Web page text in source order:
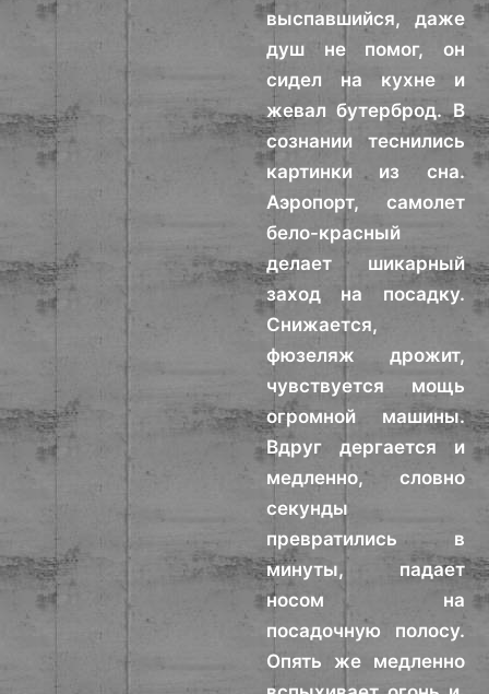
выспавшийся, даже
душ не помог, он
сидел на кухне и
жевал бутерброд. В
сознании теснились
картинки из сна.
Аэропорт, самолет
бело-красный
делает шикарный
заход на посадку.
Снижается,
фюзеляж дрожит,
чувствуется мощь
огромной машины.
Вдруг дергается и
медленно, словно
секунды
превратились в
минуты, падает
носом на
посадочную полосу.
Опять же медленно